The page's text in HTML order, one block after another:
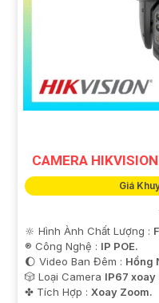
CAMERA
Giá
🔆 Hình Ành Chất Lượng :
®️ Công Nghệ : IP POE.
🌔 Video Ban Đêm : Hồng
🎲 Loại Camera IP67 xoay
️✤ Tích Hợp : Xoay Zoom.